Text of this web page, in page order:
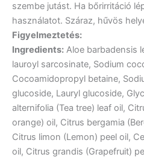
szembe jutást. Ha bőrirritáció
használatot. Száraz, hűvös
Figyelmeztetés:
Ingredients: Aloe barbadensis
lauroyl sarcosinate, Sodium
Cocoamidopropyl betaine,
glucoside, Lauryl glucoside,
alternifolia (Tea tree) leaf oil,
orange) oil, Citrus bergamia
Citrus limon (Lemon) peel oil,
oil, Citrus grandis (Grapefruit)